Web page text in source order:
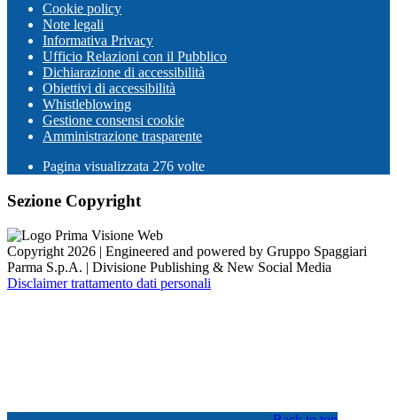
Cookie policy
Note legali
Informativa Privacy
Ufficio Relazioni con il Pubblico
Dichiarazione di accessibilità
Obiettivi di accessibilità
Whistleblowing
Gestione consensi cookie
Amministrazione trasparente
Pagina visualizzata 276 volte
Sezione Copyright
Copyright 2026 | Engineered and powered by Gruppo Spaggiari
Parma S.p.A. | Divisione Publishing & New Social Media
Disclaimer trattamento dati personali